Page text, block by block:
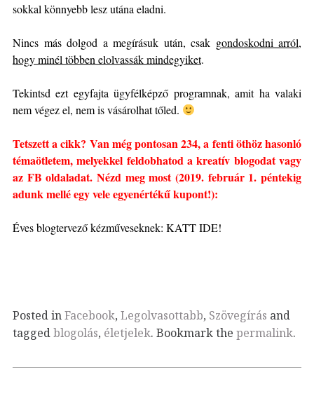
sokkal könnyebb lesz utána eladni.
Nincs más dolgod a megírásuk után, csak gondoskodni arról,
hogy minél többen elolvassák mindegyiket.
Tekintsd ezt egyfajta ügyfélképző programnak, amit ha valaki
nem végez el, nem is vásárolhat tőled.
Tetszett a cikk? Van még pontosan 234, a fenti öthöz hasonló
témaötletem, melyekkel feldobhatod a kreatív blogodat vagy
az FB oldaladat. Nézd meg most (2019. február 1. péntekig
adunk mellé egy vele egyenértékű kupont!):
Éves blogtervező kézműveseknek: KATT IDE!
Posted inFacebook, Legolvasottabb, Szövegírás and
taggedblogolás, életjelek. Bookmark the permalink.